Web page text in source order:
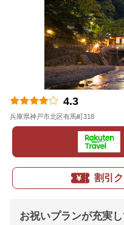
4.3
兵庫県神戸市北区有馬町318
割引
お祝いプランが充実し